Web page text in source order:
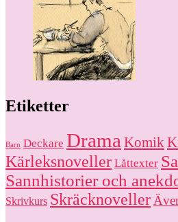
Etiketter
Barn Deckare Drama Komik
Kärleksnoveller Låttexter
Sannhistorier och
Skrivkurs Skräcknoveller